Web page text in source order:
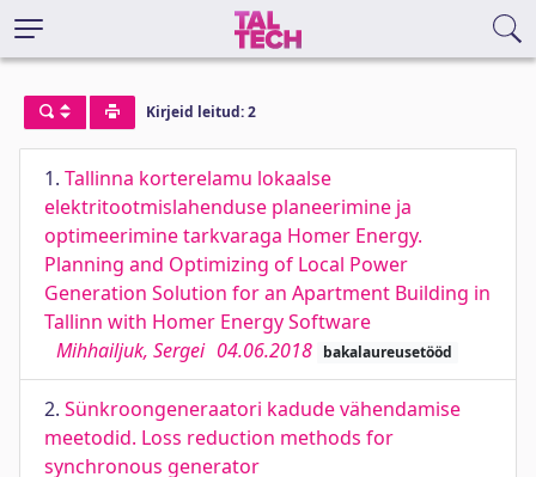
Kirjeid leitud: 2
1. Tallinna korterelamu lokaalse
elektritootmislahenduse planeerimine ja
optimeerimine tarkvaraga Homer Energy.
Planning and Optimizing of Local Power
Generation Solution for an Apartment Building in
Tallinn with Homer Energy Software
Mihhailjuk, Sergei 04.06.2018 bakalaureusetööd
2. Sünkroongeneraatori kadude vähendamise
meetodid. Loss reduction methods for
synchronous generator